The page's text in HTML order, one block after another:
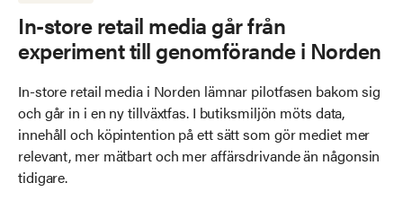
In-store retail media går från
experiment till genomförande i Norden
In-store retail media i Norden lämnar pilotfasen bakom sig
och går in i en ny tillväxtfas. I butiksmiljön möts data,
innehåll och köpintention på ett sätt som gör mediet mer
relevant, mer mätbart och mer affärsdrivande än någonsin
tidigare.